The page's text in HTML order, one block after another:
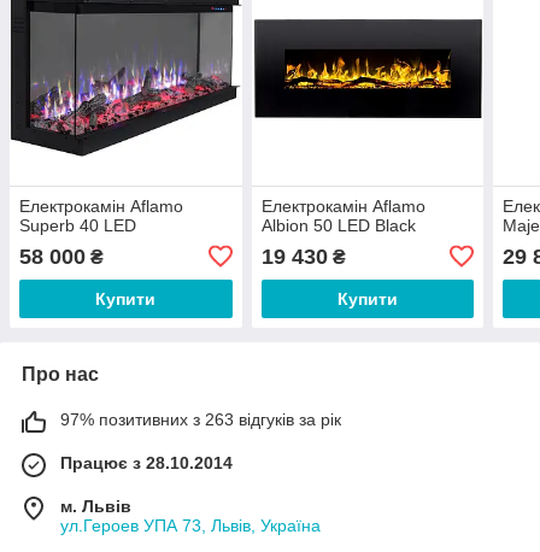
Електрокамін Aflamo
Superb 40 LED
58 000 ₴
Купити
Електрокамін Aflamo
Albion 50 LED Black
19 430₴
Купити
29
Про нас
97% позитивних з 263 відгуків за рік
Працює з 28.10.2014
м. Львів
ул.Героев УПА 73, Львів, Україна